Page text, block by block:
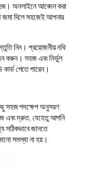
অনলাইনে আবেদন করা
জমা দিলে সহজেই আপনার
নিন। প্রয়োজনীয় নথি
করুন। সহজ এবং নির্ভুল
পেতে পারেন।
সহজ পদক্ষেপ অনুসরণ
এবং দ্রুত, যেহেতু আপনি
সঠিকভাবে জানতে
সমস্যা না হয়।